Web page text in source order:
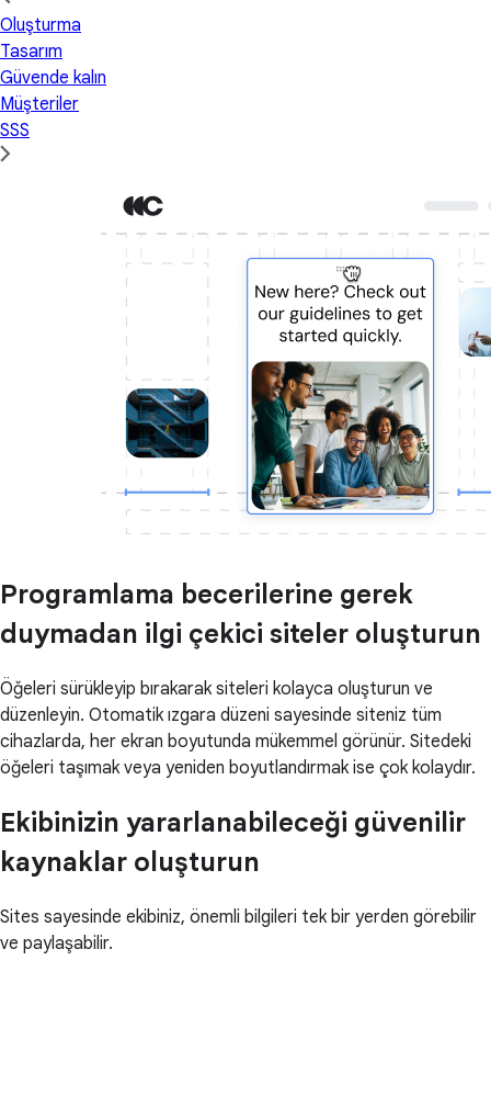
Oluşturma
Tasarım
Güvende kalın
Müşteriler
SSS
Programlama becerilerine gerek
duymadan ilgi çekici siteler oluşturun
Öğeleri sürükleyip bırakarak siteleri kolayca oluşturun ve
düzenleyin. Otomatik ızgara düzeni sayesinde siteniz tüm
cihazlarda, her ekran boyutunda mükemmel görünür. Sitedeki
öğeleri taşımak veya yeniden boyutlandırmak ise çok kolaydır.
Ekibinizin yararlanabileceği güvenilir
kaynaklar oluşturun
Sites sayesinde ekibiniz, önemli bilgileri tek bir yerden görebilir
ve paylaşabilir.